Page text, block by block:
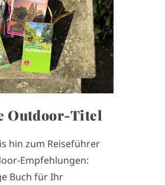
Outdoor-Titel
hin zum Reiseführer
Empfehlungen:
Buch für Ihr